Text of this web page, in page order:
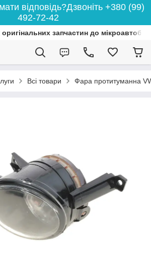
відповідь?Дзвоніть +380 (99)
492-72-42
запчастин до
Всі товари Фара протитуманна